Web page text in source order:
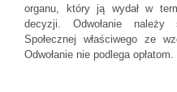
organu, który ją wydał w
decyzji. Odwołanie
Społecznej właściwego ze
Odwołanie nie podlega opłatom.